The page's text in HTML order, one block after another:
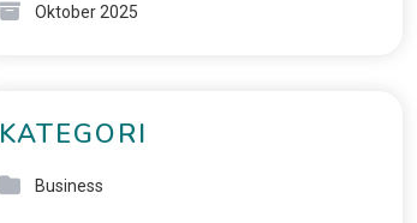
Oktober 2025
KATEGORI
Business